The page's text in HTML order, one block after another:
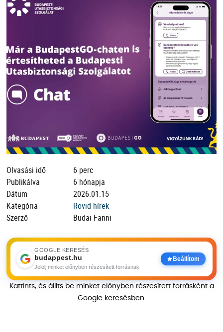
Olvasási idő
6 perc
Publikálva
6 hónapja
Dátum
2026.01.15
Kategória
Rövid hírek
Szerző
Budai Fanni
GOOGLE KERESÉS
budappest.hu
Jelölj minket előnyben részesített forrásnak
Beállítom
Kattints, és állíts be minket előnyben részesített forrásként a
Google keresésben.